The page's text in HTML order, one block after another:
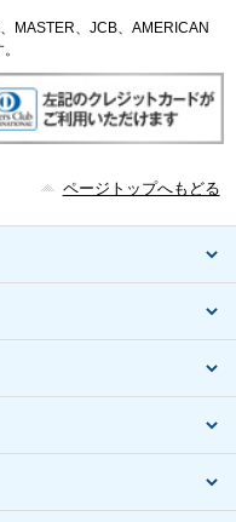
MASTER、JCB、AMERICAN
ページトップへもどる